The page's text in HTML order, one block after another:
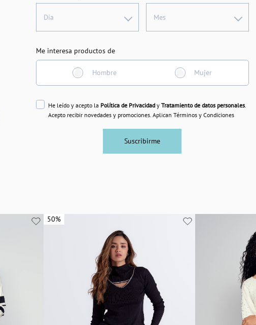
Día Mes
Me interesa productos de
Hombre Mujer
He leído y acepto la Política de PrivacidadyTratamiento de datos personales.
Acepto recibir novedades y promociones. Aplican Términos y Condiciones
Suscribirme
50%
50%